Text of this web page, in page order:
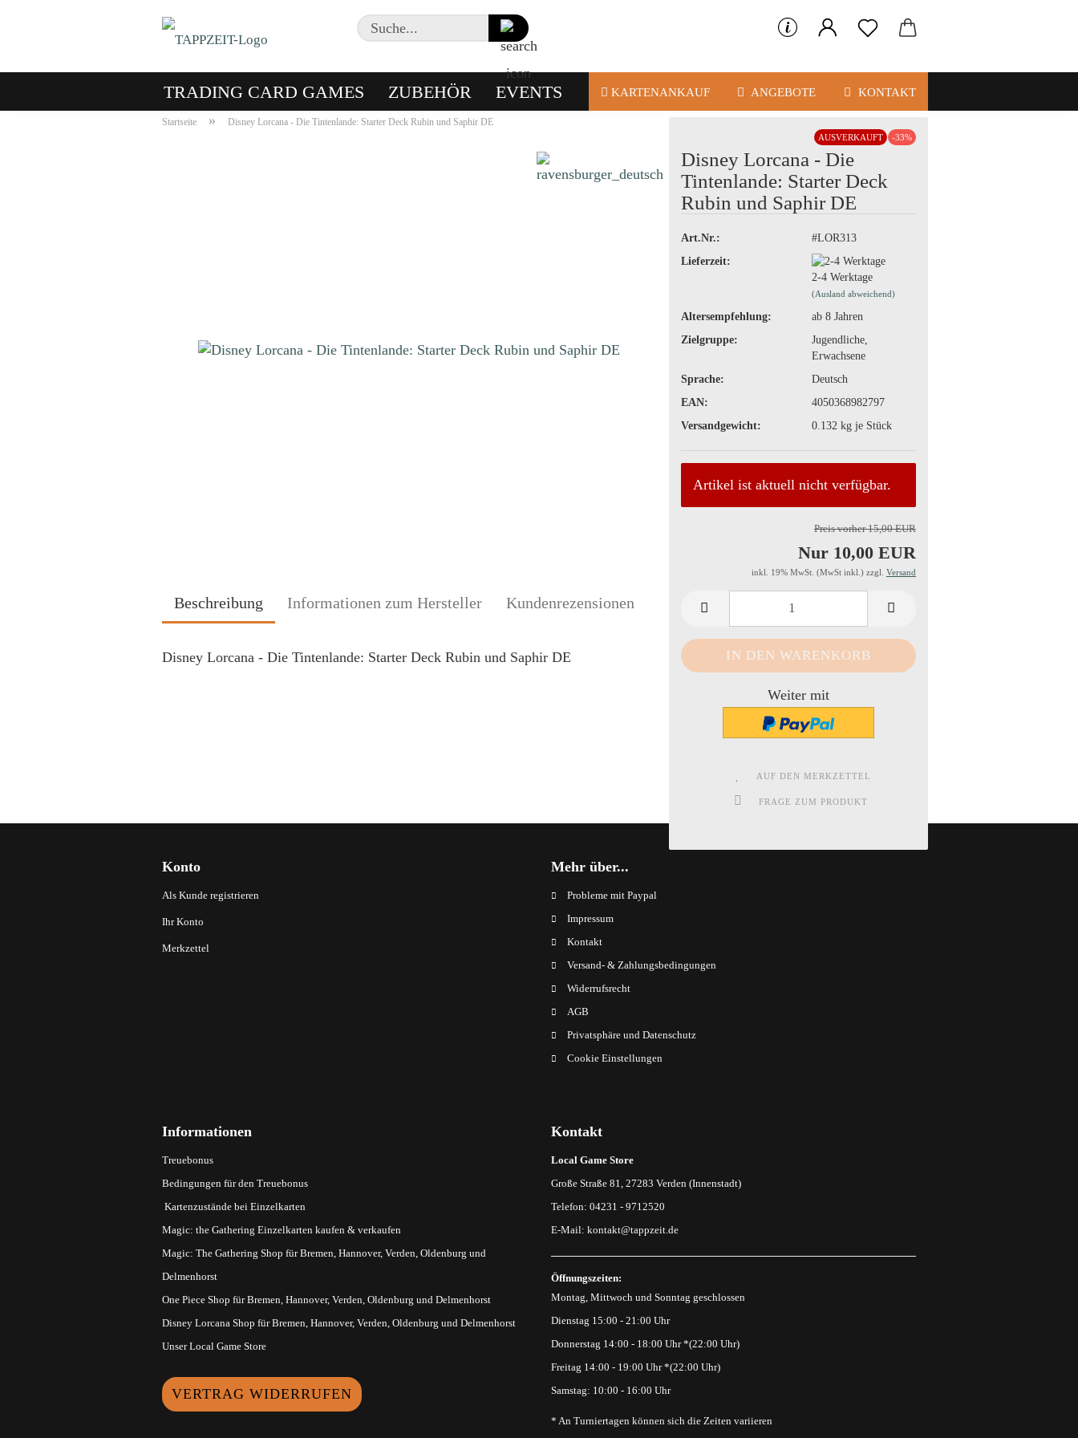
Suche...
TRADING CARD GAMES ZUBEHÖR EVENTS KARTENANKAUF ANGEBOTE KONTAKT
Startseite » Disney Lorcana - Die Tintenlande: Starter Deck Rubin und Saphir DE
AUSVERKAUFT -33%
Disney Lorcana - Die
Tintenlande: Starter Deck
Rubin und Saphir DE
Art.Nr.:
#LOR313
Lieferzeit:
2-4 Werktage
(Ausland abweichend)
Altersempfehlung:
ab 8 Jahren
Zielgruppe:
Jugendliche,
Erwachsene
Sprache:
Deutsch
EAN:
4050368982797
Versandgewicht:
0.132 kg je Stück
Artikel ist aktuell nicht verfügbar.
Preis vorher 15,00 EUR
Nur 10,00 EUR
inkl. 19% MwSt. (MwSt inkl.) zzgl. Versand
Weiter mit
AUF DEN MERKZETTEL
FRAGE ZUM PRODUKT
Beschreibung Informationen zum Hersteller Kundenrezensionen
Disney Lorcana - Die Tintenlande: Starter Deck Rubin und Saphir DE
Konto
Als Kunde registrieren
Ihr Konto
Merkzettel
Mehr über...
Probleme mit Paypal
Impressum
Kontakt
Versand- & Zahlungsbedingungen
Widerrufsrecht
AGB
Privatsphäre und Datenschutz
Cookie Einstellungen
Informationen
Treuebonus
Bedingungen für den Treuebonus
Kartenzustände bei Einzelkarten
Magic: the Gathering Einzelkarten kaufen & verkaufen
Magic: The Gathering Shop für Bremen, Hannover, Verden, Oldenburg und
Delmenhorst
One Piece Shop für Bremen, Hannover, Verden, Oldenburg und Delmenhorst
Disney Lorcana Shop für Bremen, Hannover, Verden, Oldenburg und Delmenhorst
Unser Local Game Store
Kontakt
Local Game Store
Große Straße 81, 27283 Verden (Innenstadt)
Telefon: 04231 - 9712520
E-Mail: kontakt@tappzeit.de
Öffnungszeiten:
Montag, Mittwoch und Sonntag geschlossen
Dienstag 15:00 - 21:00 Uhr
Donnerstag 14:00 - 18:00 Uhr *(22:00 Uhr)
Freitag 14:00 - 19:00 Uhr *(22:00 Uhr)
Samstag: 10:00 - 16:00 Uhr
* An Turniertagen können sich die Zeiten variieren
VERTRAG WIDERRUFEN